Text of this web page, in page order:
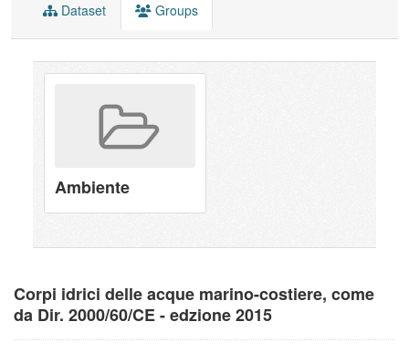
Corpi idrici delle acque marino-costiere, come
da Dir. 2000/60/CE - edzione 2015
Dataset Groups
Ambiente